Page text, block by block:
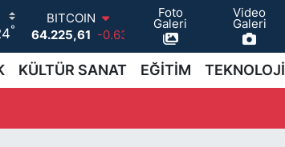
°
BITCOIN
64.225,61 -0.63
DOLAR
47,7143 0.16
EURO
Foto
Galeri
Video
Galeri
KÜLTÜR SANAT EĞİTİM TEKNOLOJİ